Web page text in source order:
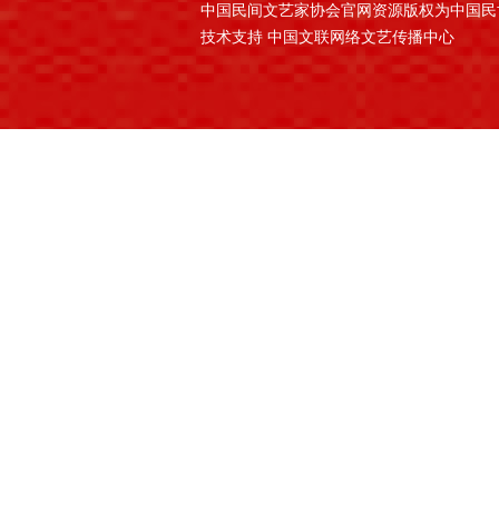
中国民间文艺家协会官网资源版权为中国
技术支持 中国文联网络文艺传播中心